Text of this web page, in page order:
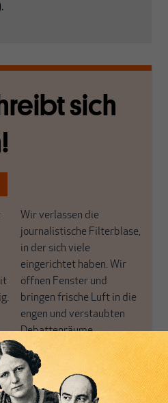
sich
Wir verlassen die
journalistische Filterblase,
in der sich viele
eingerichtet haben. Wir
öffnen Fenster und
bringen frische Luft in die
engen und verstaubten
Debattenräume.
Brauchen Sie auch frische
Luft? Dann folgen Sie
einfach dem Button.